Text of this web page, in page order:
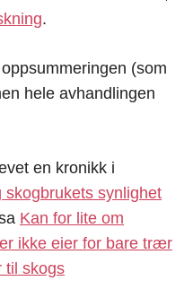
.
(som
hele avhandlingen
en kronikk i
skogbrukets synlighet
Kan for lite om
ikke eier for bare trær
til skogs